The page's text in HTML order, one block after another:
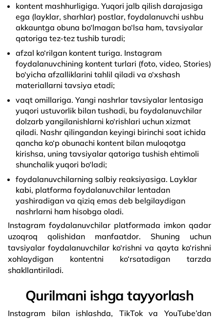
kontent mashhurligiga. Yuqori jalb qilish darajasiga
ega (layklar, sharhlar) postlar, foydalanuvchi ushbu
akkauntga obuna bo‘lmagan bo‘lsa ham, tavsiyalar
qatoriga tez-tez tushib turadi;
afzal ko‘rilgan kontent turiga. Instagram
foydalanuvchining kontent turlari (foto, video, Stories)
bo‘yicha afzalliklarini tahlil qiladi va o‘xshash
materiallarni tavsiya etadi;
vaqt omillariga. Yangi nashrlar tavsiyalar lentasiga
yuqori ustuvorlik bilan tushadi, bu foydalanuvchilar
dolzarb yangilanishlarni ko‘rishlari uchun xizmat
qiladi. Nashr qilingandan keyingi birinchi soat ichida
qancha ko‘p obunachi kontent bilan muloqotga
kirishsa, uning tavsiyalar qatoriga tushish ehtimoli
shunchalik yuqori bo‘ladi;
foydalanuvchilarning salbiy reaksiyasiga. Layklar
kabi, platforma foydalanuvchilar lentadan
yashiradigan va qiziq emas deb belgilaydigan
nashrlarni ham hisobga oladi.
Instagram foydalanuvchilar platformada imkon qadar
uzoqroq qolishidan manfaatdor. Shuning uchun
tavsiyalar foydalanuvchilar ko‘rishni va qayta ko‘rishni
xohlaydigan kontentni ko‘rsatadigan tarzda
shakllantiriladi.
Qurilmani ishga tayyorlash
Instagram bilan ishlashda, TikTok va YouTube’dan